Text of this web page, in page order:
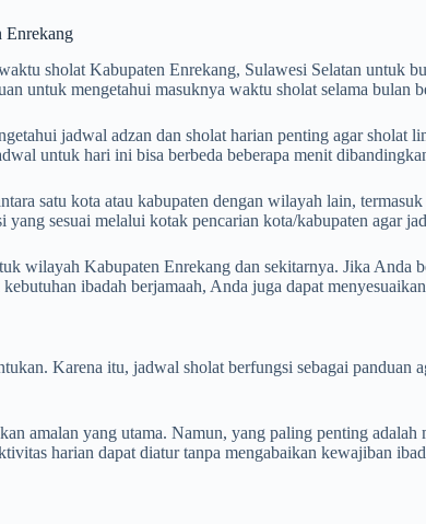
Enrekang
sholat Kabupaten Enrekang, Sulawesi Selatan untuk
untuk mengetahui masuknya waktu sholat selama bulan
jadwal adzan dan sholat harian penting agar
untuk hari ini bisa berbeda beberapa menit
satu kota atau kabupaten dengan wilayah lain,
sesuai melalui kotak pencarian kota/kabupaten agar
wilayah Kabupaten Enrekang dan sekitarnya. Jika Anda
ibadah berjamaah, Anda juga dapat
Karena itu, jadwal sholat berfungsi sebagai
amalan yang utama. Namun, yang paling penting
harian dapat diatur tanpa mengabaikan kewajiban